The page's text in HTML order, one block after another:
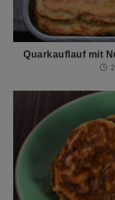
Quarkauflauf mit